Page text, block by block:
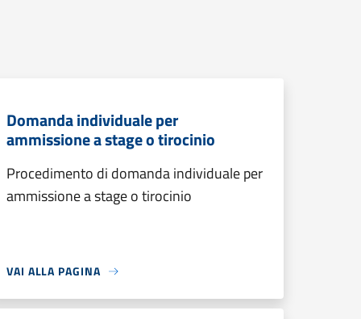
Domanda individuale per
ammissione a stage o tirocinio
Procedimento di domanda individuale per
ammissione a stage o tirocinio
VAI ALLA PAGINA